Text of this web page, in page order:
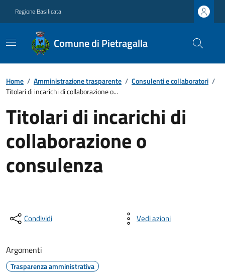
Regione Basilicata
Comune di Pietragalla
Home / Amministrazione trasparente / Consulenti e collaboratori /
Titolari di incarichi di collaborazione o...
Titolari di incarichi di
collaborazione o
consulenza
Condividi Vedi azioni
Argomenti
Trasparenza amministrativa